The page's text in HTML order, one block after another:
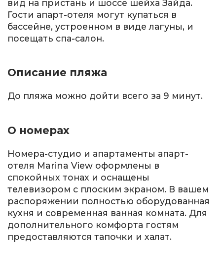
вид на пристань и шоссе шейха Зайда.
Гости апарт-отеля могут купаться в
бассейне, устроенном в виде лагуны, и
посещать спа-салон.
Описание пляжа
До пляжа можно дойти всего за 9 минут.
О номерах
Номера-студио и апартаменты апарт-
отеля Marina View оформлены в
спокойных тонах и оснащены
телевизором с плоским экраном. В вашем
распоряжении полностью оборудованная
кухня и современная ванная комната. Для
дополнительного комфорта гостям
предоставляются тапочки и халат.